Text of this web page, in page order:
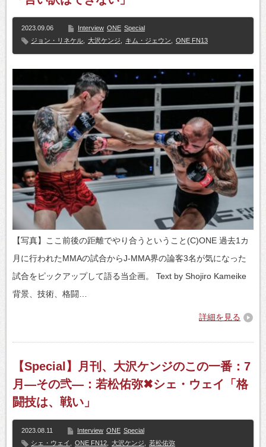
2023.09.06 Interview ONE Special
ジョン・リネケル
大沢ケンジ キム・ジェウン ONE FN13
【写真】ここ前後の距離でやり合うということ(C)ONE 過去1カ
月に行われたMMAの試合からJ-MMA界の論客3名が気になった
試合をピックアップして語る当企画。 Text by Shojiro Kameike
背景、技術、格闘…
詳細を見る
【Special】月刊、大沢ケンジのこの一番：7
月―その弐―：若松佑弥✖シェ・ウェイ「格
闘技は、戦い」
2023.08.11 Interview ONE Special
シェ・ウェイ
ONE FN12 大沢ケンジ 若松佑弥